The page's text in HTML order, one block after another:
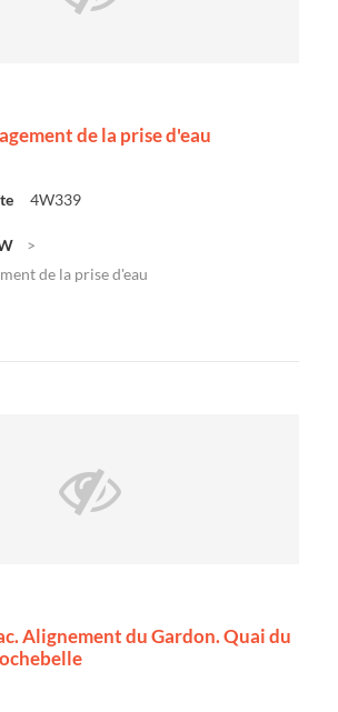
de la prise d'eau
4W339
de la prise d'eau
Alignement du Gardon. Quai du